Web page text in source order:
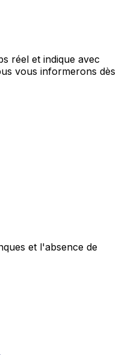
réel et indique avec
vous informerons dès
et l'absence de